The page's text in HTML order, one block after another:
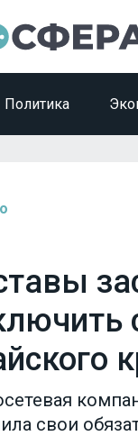
Политика
свои